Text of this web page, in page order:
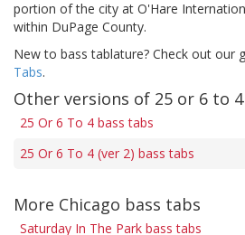
portion of the city at O'Hare
within DuPage County.
New to bass tablature? Check out our
Tabs.
Other versions of 25 or 6 to 4
25 Or 6 To 4 bass tabs
25 Or 6 To 4 (ver 2) bass tabs
More Chicago bass tabs
Saturday In The Park bass tabs